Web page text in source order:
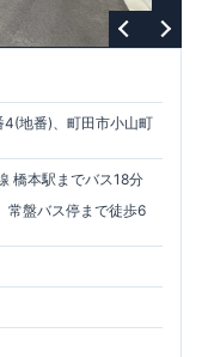
をクリアしています。
んと手入れをして、
。住宅ローン減税、
けでなく、中古市場
地番)、町田市小山町
橋本駅までバス18分
盤バス停まで徒歩6